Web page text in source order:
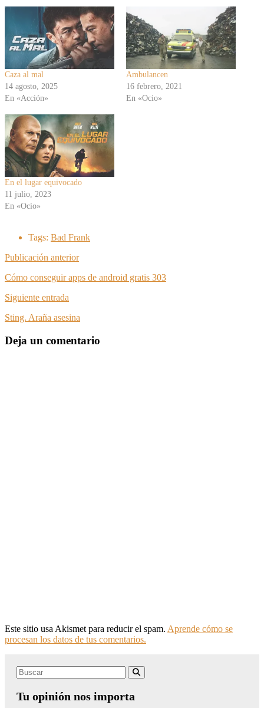
Caza al mal
14 agosto, 2025
En «Acción»
Ambulancen
16 febrero, 2021
En «Ocio»
En el lugar equivocado
11 julio, 2023
En «Ocio»
Tags: Bad Frank
Publicación anterior
Cómo conseguir apps de android gratis 303
Siguiente entrada
Sting. Araña asesina
Deja un comentario
Este sitio usa Akismet para reducir el spam. Aprende cómo se
procesan los datos de tus comentarios.
Search
Tu opinión nos importa